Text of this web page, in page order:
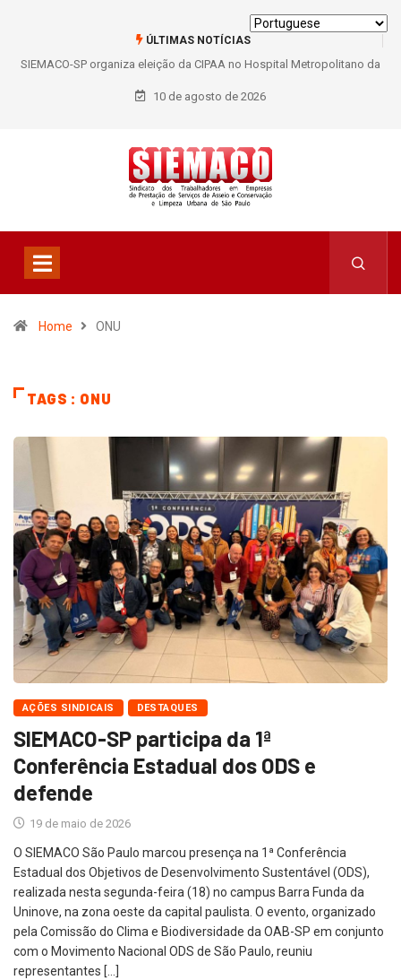
ÚLTIMAS NOTÍCIAS
Metropolitano da
SIEMACO São Paulo garante mais de 400
trabalhadores do Asseio em 2026
10 de agosto de 2026
Home ONU
TAGS : ONU
AÇÕES SINDICAIS DESTAQUES
SIEMACO-SP participa da 1ª
Conferência Estadual dos ODS e
defende
19 de maio de 2026
O SIEMACO São Paulo marcou presença na 1ª Conferência
Estadual dos Objetivos de Desenvolvimento Sustentável (ODS),
realizada nesta segunda-feira (18) no campus Barra Funda da
Uninove, na zona oeste da capital paulista. O evento, organizado
pela Comissão do Clima e Biodiversidade da OAB-SP em conjunto
com o Movimento Nacional ODS de São Paulo, reuniu
representantes […]